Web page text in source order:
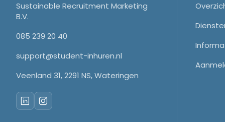
Sustainable Recruitment Marketing
B.V.
085 239 20 40
support@student-inhuren.nl
Veenland 31, 2291 NS, Wateringen